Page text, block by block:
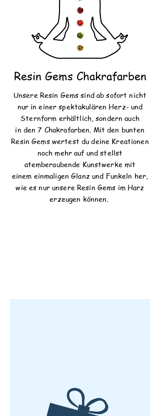
Resin Gems Chakrafarben
Unsere Resin Gems sind ab sofort nicht
nur in einer spektakulären Herz- und
Sternform erhältlich,sondern auch
in den 7 Chakrafarben. Mit den bunten
Resin Gems wertest du deine Kreationen
noch mehr auf und stellst
atemberaubende Kunstwerkemit
einem einmaligen Glanz und Funkeln her,
wie es nur unsere Resin Gems im Harz
erzeugen können.